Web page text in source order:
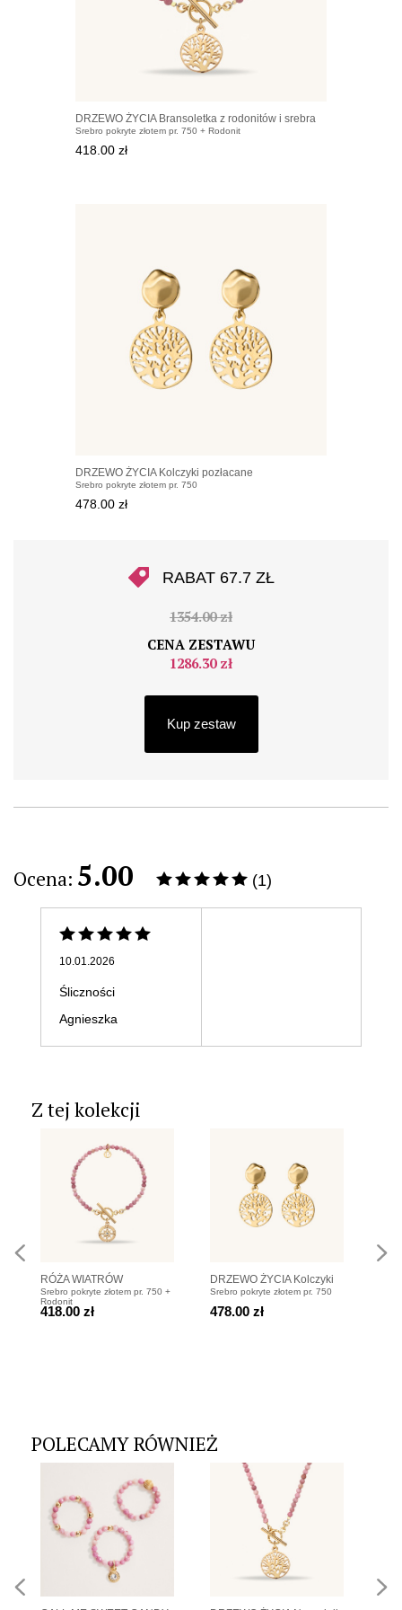
DRZEWO ŻYCIA Bransoletka z rodonitów i srebra
pozłacanego
Srebro pokryte złotem pr. 750 + Rodonit
418.00 zł
DRZEWO ŻYCIA Kolczyki pozłacane
Srebro pokryte złotem pr. 750
478.00 zł
RABAT 67.7 ZŁ
1354.00 zł
CENA ZESTAWU
1286.30 zł
Kup zestaw
Ocena: 5.00 (1)
10.01.2026
Śliczności
Agnieszka
Z tej kolekcji
RÓŻA WIATRÓW
Bransoletka z rodonitów i
srebra pozłacanego
Srebro pokryte złotem pr. 750 +
Rodonit
418.00 zł
DRZEWO ŻYCIA Kolczyki
pozłacane
Srebro pokryte złotem pr. 750
478.00 zł
POLECAMY RÓWNIEŻ